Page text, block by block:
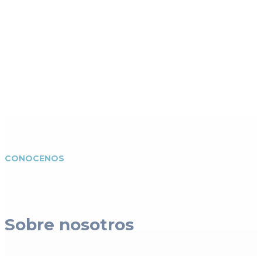
CONOCENOS
Sobre nosotros